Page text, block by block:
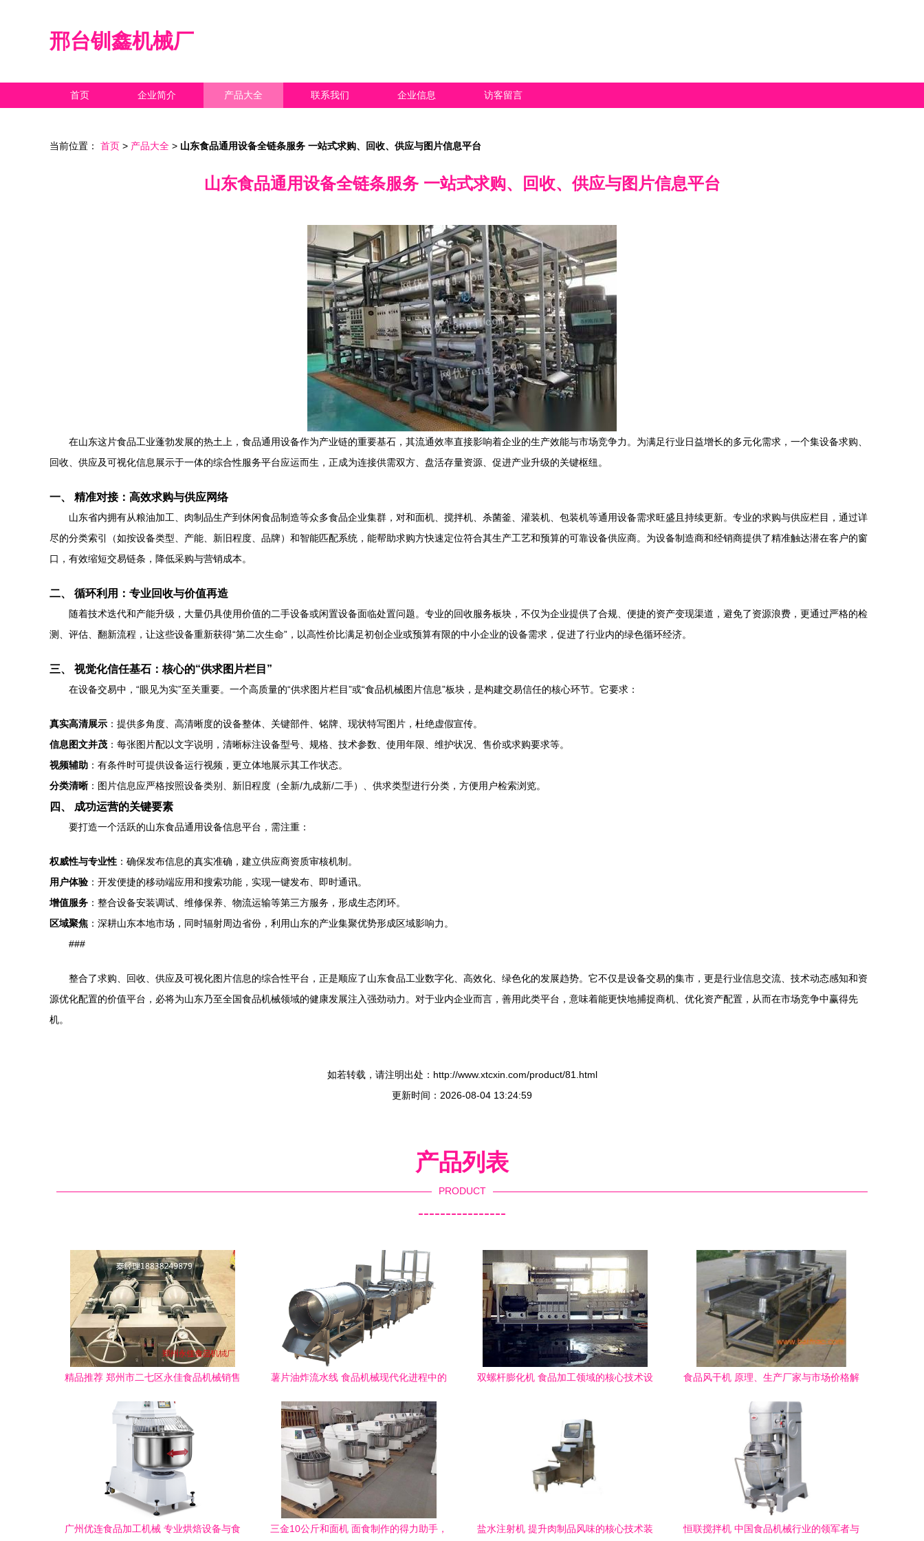
邢台钏鑫机械厂
首页 企业简介 产品大全 联系我们 企业信息 访客留言
当前位置： 首页 > 产品大全 > 山东食品通用设备全链条服务 一站式求购、回收、供应与图片信息平台
山东食品通用设备全链条服务 一站式求购、回收、供应与图片信息平台
在山东这片食品工业蓬勃发展的热土上，食品通用设备作为产业链的重要基石，其流通效率直接影响着企业的生产效能与市场竞争力。为满足行业日益增长的多元化需求，一个集设备求购、
回收、供应及可视化信息展示于一体的综合性服务平台应运而生，正成为连接供需双方、盘活存量资源、促进产业升级的关键枢纽。
一、 精准对接：高效求购与供应网络
山东省内拥有从粮油加工、肉制品生产到休闲食品制造等众多食品企业集群，对和面机、搅拌机、杀菌釜、灌装机、包装机等通用设备需求旺盛且持续更新。专业的求购与供应栏目，通过详
尽的分类索引（如按设备类型、产能、新旧程度、品牌）和智能匹配系统，能帮助求购方快速定位符合其生产工艺和预算的可靠设备供应商。为设备制造商和经销商提供了精准触达潜在客户的窗
口，有效缩短交易链条，降低采购与营销成本。
二、 循环利用：专业回收与价值再造
随着技术迭代和产能升级，大量仍具使用价值的二手设备或闲置设备面临处置问题。专业的回收服务板块，不仅为企业提供了合规、便捷的资产变现渠道，避免了资源浪费，更通过严格的检
测、评估、翻新流程，让这些设备重新获得“第二次生命”，以高性价比满足初创企业或预算有限的中小企业的设备需求，促进了行业内的绿色循环经济。
三、 视觉化信任基石：核心的“供求图片栏目”
在设备交易中，“眼见为实”至关重要。一个高质量的“供求图片栏目”或“食品机械图片信息”板块，是构建交易信任的核心环节。它要求：
真实高清展示 ：提供多角度、高清晰度的设备整体、关键部件、铭牌、现状特写图片，杜绝虚假宣传。
信息图文并茂 ：每张图片配以文字说明，清晰标注设备型号、规格、技术参数、使用年限、维护状况、售价或求购要求等。
视频辅助 ：有条件时可提供设备运行视频，更立体地展示其工作状态。
分类清晰：图片信息应严格按照设备类别、新旧程度（全新/九成新/二手）、供求类型进行分类，方便用户检索浏览。
四、 成功运营的关键要素
要打造一个活跃的山东食品通用设备信息平台，需注重：
权威性与专业性 ：确保发布信息的真实准确，建立供应商资质审核机制。
用户体验 ：开发便捷的移动端应用和搜索功能，实现一键发布、即时通讯。
增值服务 ：整合设备安装调试、维修保养、物流运输等第三方服务，形成生态闭环。
区域聚焦 ：深耕山东本地市场，同时辐射周边省份，利用山东的产业集聚优势形成区域影响力。
###
整合了求购、回收、供应及可视化图片信息的综合性平台，正是顺应了山东食品工业数字化、高效化、绿色化的发展趋势。它不仅是设备交易的集市，更是行业信息交流、技术动态感知和资
源优化配置的价值平台，必将为山东乃至全国食品机械领域的健康发展注入强劲动力。对于业内企业而言，善用此类平台，意味着能更快地捕捉商机、优化资产配置，从而在市场竞争中赢得先
机。
如若转载，请注明出处：http://www.xtcxin.com/product/81.html
更新时间：2026-08-04 13:24:59
产品列表
PRODUCT
----------------
精品推荐 郑州市二七区永佳食品机械销售
薯片油炸流水线 食品机械现代化进程中的
双螺杆膨化机 食品加工领域的核心技术设
食品风干机 原理、生产厂家与市场价格解
广州优连食品加工机械 专业烘焙设备与食 三金10公斤和面机 面食制作的得力助手， 盐水注射机 提升肉制品风味的核心技术装 恒联搅拌机 中国食品机械行业的领军者与